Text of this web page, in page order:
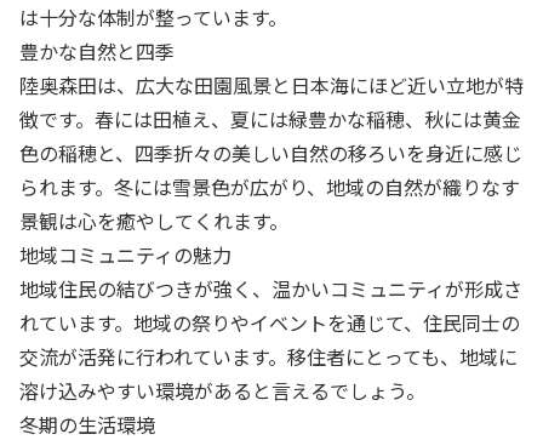
は十分な体制が整っています。
豊かな自然と四季
陸奥森田は、広大な田園風景と日本海にほど近い立地が特
徴です。春には田植え、夏には緑豊かな稲穂、秋には黄金
色の稲穂と、四季折々の美しい自然の移ろいを身近に感じ
られます。冬には雪景色が広がり、地域の自然が織りなす
景観は心を癒やしてくれます。
地域コミュニティの魅力
地域住民の結びつきが強く、温かいコミュニティが形成さ
れています。地域の祭りやイベントを通じて、住民同士の
交流が活発に行われています。移住者にとっても、地域に
溶け込みやすい環境があると言えるでしょう。
冬期の生活環境